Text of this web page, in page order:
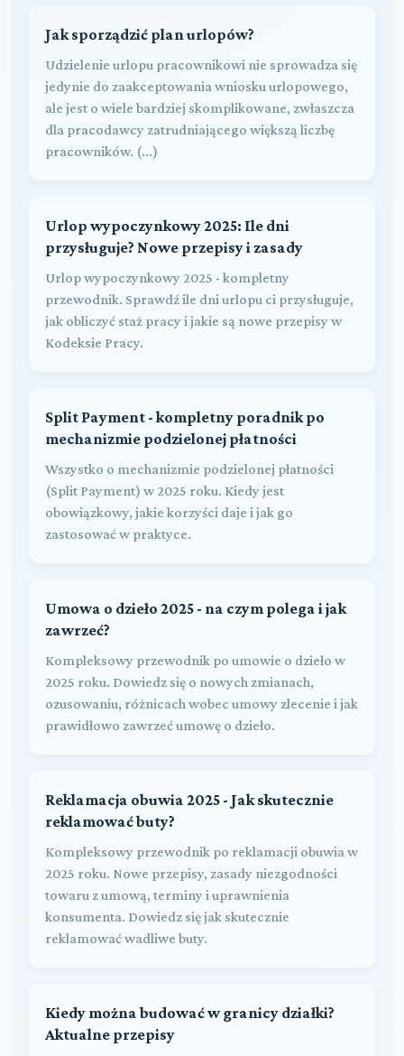
Jak sporządzić plan urlopów?
Udzielenie urlopu pracownikowi nie sprowadza się
jedynie do zaakceptowania wniosku urlopowego,
ale jest o wiele bardziej skomplikowane, zwłaszcza
dla pracodawcy zatrudniającego większą liczbę
pracowników. (...)
Urlop wypoczynkowy 2025: Ile dni
przysługuje? Nowe przepisy i zasady
Urlop wypoczynkowy 2025 - kompletny
przewodnik. Sprawdź ile dni urlopu ci przysługuje,
jak obliczyć staż pracy i jakie są nowe przepisy w
Kodeksie Pracy.
Split Payment - kompletny poradnik po
mechanizmie podzielonej płatności
Wszystko o mechanizmie podzielonej płatności
(Split Payment) w 2025 roku. Kiedy jest
obowiązkowy, jakie korzyści daje i jak go
zastosować w praktyce.
Umowa o dzieło 2025 - na czym polega i jak
zawrzeć?
Kompleksowy przewodnik po umowie o dzieło w
2025 roku. Dowiedz się o nowych zmianach,
ozusowaniu, różnicach wobec umowy zlecenie i jak
prawidłowo zawrzeć umowę o dzieło.
Reklamacja obuwia 2025 - Jak skutecznie
reklamować buty?
Kompleksowy przewodnik po reklamacji obuwia w
2025 roku. Nowe przepisy, zasady niezgodności
towaru z umową, terminy i uprawnienia
konsumenta. Dowiedz się jak skutecznie
reklamować wadliwe buty.
Kiedy można budować w granicy działki?
Aktualne przepisy